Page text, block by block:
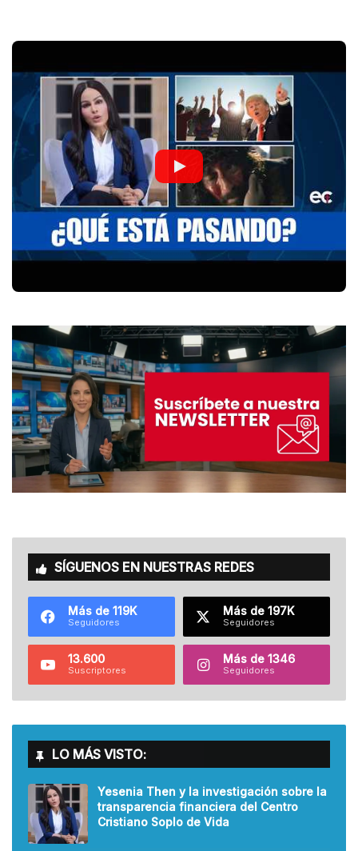
SÍGUENOS EN NUESTRAS REDES
Más de 119K
Seguidores
Más de 197K
Seguidores
13.600
Suscriptores
Más de 1346
Seguidores
LO MÁS VISTO:
Yesenia Then y la investigación sobre la
transparencia financiera del Centro
Cristiano Soplo de Vida